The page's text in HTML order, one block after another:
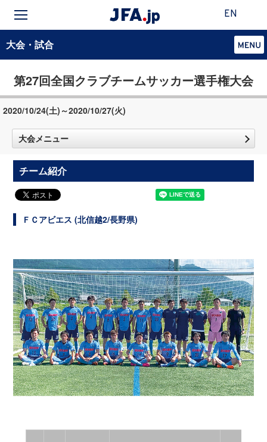
EN
大会・試合
第27回全国クラブチームサッカー選手権大会
2020/10/24(土)～2020/10/27(火)
大会メニュー
チーム紹介
ＦＣアビエス (北信越2/長野県)